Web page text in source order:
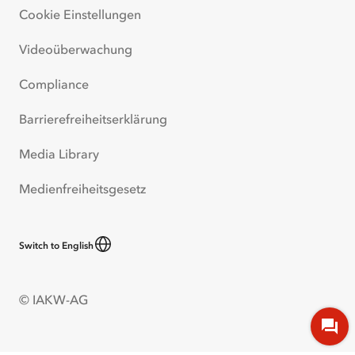
Cookie Einstellungen
Videoüberwachung
Compliance
Barrierefreiheitserklärung
Media Library
Medienfreiheitsgesetz
Switch to English
© IAKW-AG